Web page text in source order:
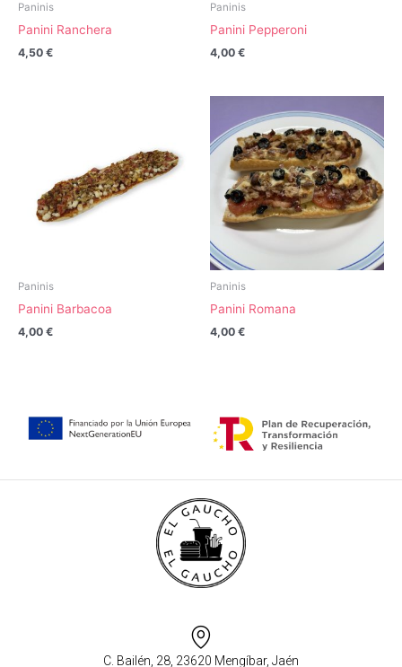
Paninis
Panini Ranchera
4,50 €
Paninis
Panini Pepperoni
4,00 €
Paninis
Panini Barbacoa
4,00 €
Paninis
Panini Romana
4,00 €
C. Bailén, 28, 23620 Mengíbar, Jaén